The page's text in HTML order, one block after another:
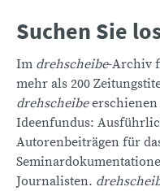
Suchen Sie
Im drehscheibe-Archiv
mehr als 200
drehscheibeerschienen
Ideenfundus:
Autorenbeiträgen für
Journalisten.